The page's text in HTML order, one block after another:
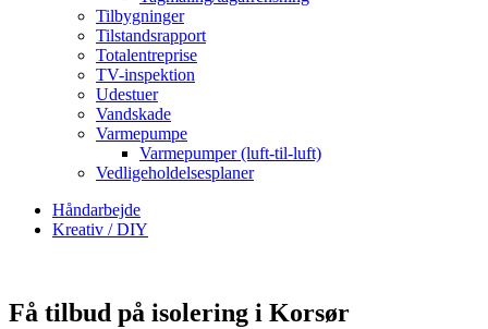
Tilbygninger
Tilstandsrapport
Totalentreprise
TV-inspektion
Udestuer
Vandskade
Varmepumpe
Varmepumper (luft-til-luft)
Vedligeholdelsesplaner
Håndarbejde
Kreativ / DIY
Få tilbud på isolering i Korsør